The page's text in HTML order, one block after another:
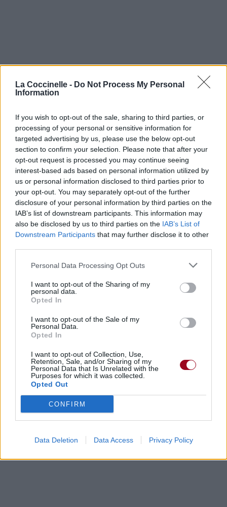
La Coccinelle - Do Not Process My Personal
Information
If you wish to opt-out of the sale, sharing to third parties, or
processing of your personal or sensitive information for
targeted advertising by us, please use the below opt-out
section to confirm your selection. Please note that after your
opt-out request is processed you may continue seeing
interest-based ads based on personal information utilized by
us or personal information disclosed to third parties prior to
your opt-out. You may separately opt-out of the further
disclosure of your personal information by third parties on the
IAB’s list of downstream participants. This information may
also be disclosed by us to third parties on the IAB’s List of
Downstream Participants that may further disclose it to other
Personal Data Processing Opt Outs
I want to opt-out of the Sharing of my
personal data.
Opted In
I want to opt-out of the Sale of my
Personal Data.
Opted In
I want to opt-out of Collection, Use,
Retention, Sale, and/or Sharing of my
Personal Data that Is Unrelated with the
Purposes for which it was collected.
Opted Out
CONFIRM
Data Deletion Data Access Privacy Policy